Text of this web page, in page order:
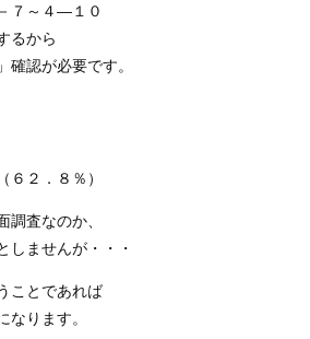
７～４―１０
るから
認が必要です。
６２．８％）
調査なのか、
しませんが・・・
ことであれば
ります。